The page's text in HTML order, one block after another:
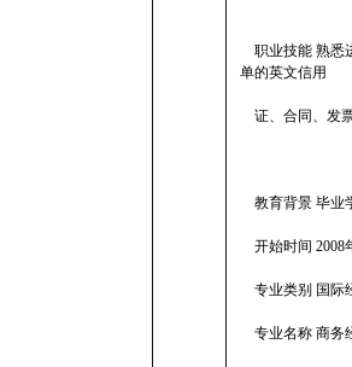
职业技能 熟悉
单的英文信用
证、合同、发
教育背景 毕业
开始时间 2008
专业类别 国际
专业名称 商务